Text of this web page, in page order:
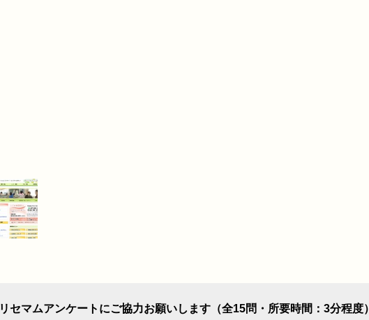
リセマムアンケートにご協力お願いします（全15問・所要時間：3分程度）